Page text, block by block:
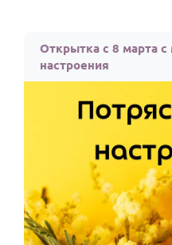
Открытка с 8 марта
настроения